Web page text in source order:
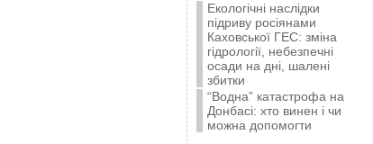
Екологічні наслідки
підриву росіянами
Каховської ГЕС: зміна
гідрології, небезпечні
осади на дні, шалені
збитки
“Водна” катастрофа на
Донбасі: хто винен і чи
можна допомогти